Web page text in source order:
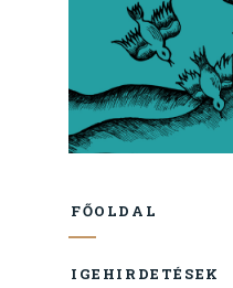
FŐOLDAL
IGEHIRDETÉSEK